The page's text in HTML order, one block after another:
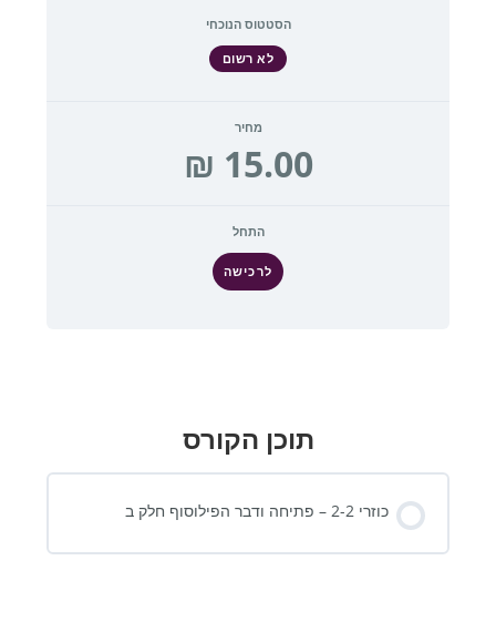
הסטטוס הנוכחי
לא רשום
מחיר
התחל
לרכישה
תוכן הקורס
כוזרי 2-2 – פתיחה ודבר הפילוסוף חלק ב